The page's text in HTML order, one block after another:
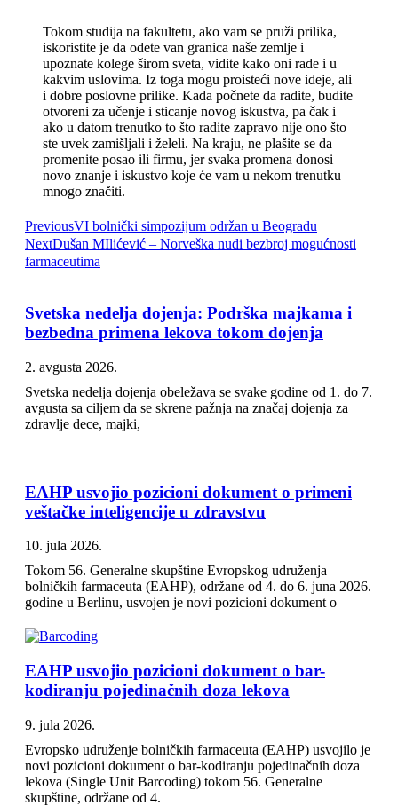
Tokom studija na fakultetu, ako vam se pruži prilika,
iskoristite je da odete van granica naše zemlje i
upoznate kolege širom sveta, vidite kako oni rade i u
kakvim uslovima. Iz toga mogu proisteći nove ideje, ali
i dobre poslovne prilike. Kada počnete da radite, budite
otvoreni za učenje i sticanje novog iskustva, pa čak i
ako u datom trenutko to što radite zapravo nije ono što
ste uvek zamišljali i želeli. Na kraju, ne plašite se da
promenite posao ili firmu, jer svaka promena donosi
novo znanje i iskustvo koje će vam u nekom trenutku
mnogo značiti.
PreviousVI bolnički simpozijum održan u Beogradu
NextDušan MIlićević – Norveška nudi bezbroj mogućnosti
farmaceutima
Svetska nedelja dojenja: Podrška majkama i
bezbedna primena lekova tokom dojenja
2. avgusta 2026.
Svetska nedelja dojenja obeležava se svake godine od 1. do 7.
avgusta sa ciljem da se skrene pažnja na značaj dojenja za
zdravlje dece, majki,
EAHP usvojio pozicioni dokument o primeni
veštačke inteligencije u zdravstvu
10. jula 2026.
Tokom 56. Generalne skupštine Evropskog udruženja
bolničkih farmaceuta (EAHP), održane od 4. do 6. juna 2026.
godine u Berlinu, usvojen je novi pozicioni dokument o
EAHP usvojio pozicioni dokument o bar-
kodiranju pojedinačnih doza lekova
9. jula 2026.
Evropsko udruženje bolničkih farmaceuta (EAHP) usvojilo je
novi pozicioni dokument o bar-kodiranju pojedinačnih doza
lekova (Single Unit Barcoding) tokom 56. Generalne
skupštine, održane od 4.